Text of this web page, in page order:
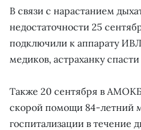
В связи с нарастанием
недостаточности 25
подключили к аппарату
медиков, астраханку
Также 20 сентября в
скорой помощи 84-летний
госпитализации в течение